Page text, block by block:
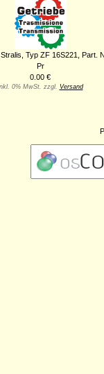
Typ ZF 16S221, Part.
Pr
0.00 €
0% MwSt. zzgl. Versand